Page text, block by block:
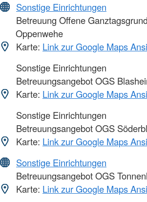
Sonstige Einrichtungen
Betreuung Offene
Oppenwehe
Karte: Link zur Google Maps
Sonstige Einrichtungen
Betreuungsangebot OGS
Karte: Link zur Google Maps
Sonstige Einrichtungen
Betreuungsangebot OGS
Karte: Link zur Google Maps
Sonstige Einrichtungen
Betreuungsangebot OGS
Karte: Link zur Google Maps